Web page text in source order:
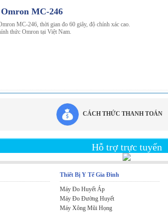
MC-246
MC-246, thời gian đo 60 giây, độ chính xác cao.
thức Omron tại Việt Nam.
CÁCH THỨC THANH TOÁN
Hỗ trợ trực tuyến
Thiết Bị Y Tế Gia Đình
Máy Đo Huyết Áp
Máy Đo Đường Huyết
Máy Xông Mũi Họng